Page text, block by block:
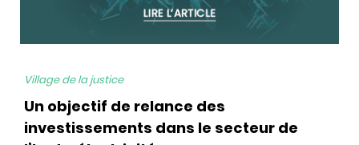
Village de la justice
Un objectif de relance des
investissements dans le secteur de